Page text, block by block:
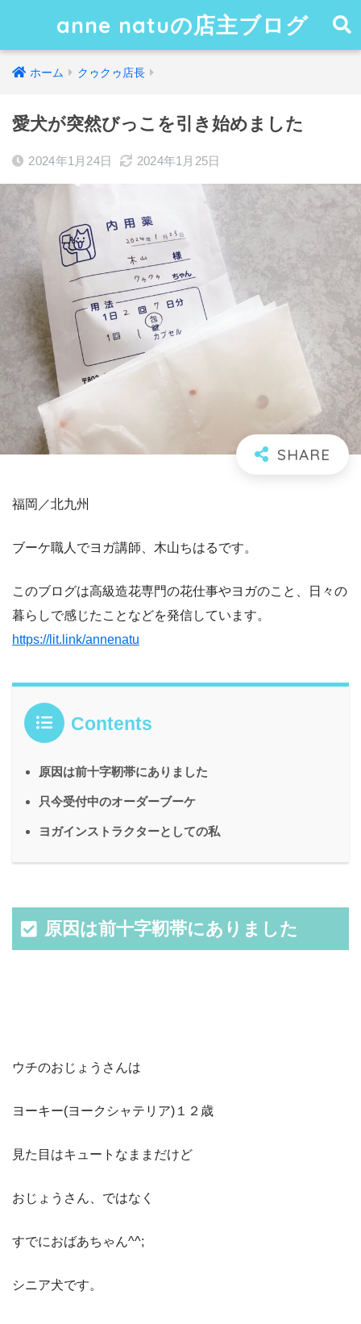
anne natuの店主ブログ
ホーム クゥクゥ店長
愛犬が突然びっこを引き始めました
2024年1月24日 2024年1月25日
福岡／北九州
ブーケ職人でヨガ講師、木山ちはるです。
このブログは高級造花専門の花仕事やヨガのこと、日々の
暮らしで感じたことなどを発信しています。
https://lit.link/annenatu
Contents
原因は前十字靭帯にありました
只今受付中のオーダーブーケ
ヨガインストラクターとしての私
原因は前十字靭帯にありました
ウチのおじょうさんは
ヨーキー(ヨークシャテリア)１２歳
見た目はキュートなままだけど
おじょうさん、ではなく
すでにおばあちゃん^^;
シニア犬です。